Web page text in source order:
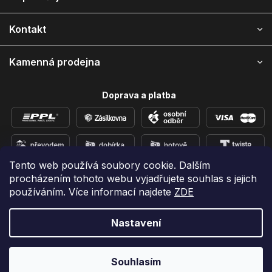
Tento web používá soubory cookie. Dalším
procházením tohoto webu vyjadřujete souhlas s jejich
používáním. Více informací najdete ZDE
Nastavení
Souhlasím
Kontakt
Kamenná prodejna
Doprava a platba
Přidejte se k nám na sítích
Vytvořil Shoptet
e-shop iPhoneLab.cz